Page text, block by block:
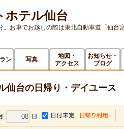
ホテル仙台
。お車でお越しの際は東北自動車道「仙台
ン 写真
地図・
アクセス
お知らせ・
ブログ
仙台の日帰り・デイユース